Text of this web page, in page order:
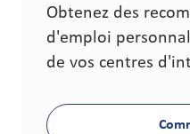
Obtenez des
d'emploi
de vos centres